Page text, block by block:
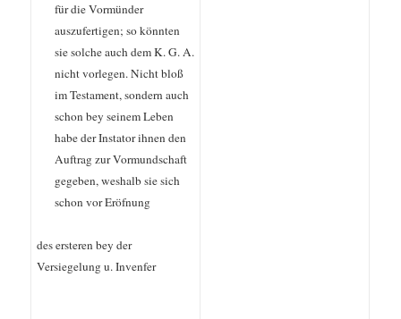
für die Vormünder
auszufertigen; so könnten
sie solche auch dem K. G. A.
nicht vorlegen. Nicht bloß
im Testament, sondern auch
schon bey seinem Leben
habe der Instator ihnen den
Auftrag zur Vormundschaft
gegeben, weshalb sie sich
schon vor Eröfnung
des ersteren bey der
Versiegelung u. Invenfer